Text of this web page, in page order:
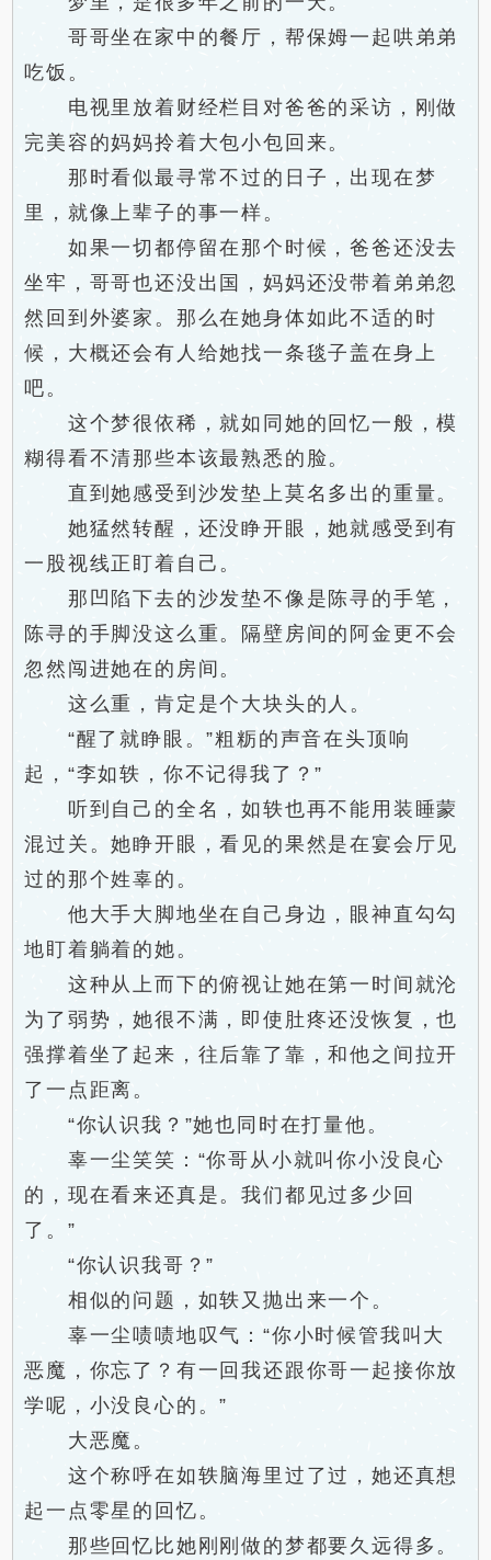
哥哥坐在家中的餐厅，帮保姆一起哄弟弟
吃饭。
电视里放着财经栏目对爸爸的采访，刚做
完美容的妈妈拎着大包小包回来。
那时看似最寻常不过的日子，出现在梦
里，就像上辈子的事一样。
如果一切都停留在那个时候，爸爸还没去
坐牢，哥哥也还没出国，妈妈还没带着弟弟忽
然回到外婆家。那么在她身体如此不适的时
候，大概还会有人给她找一条毯子盖在身上
吧。
这个梦很依稀，就如同她的回忆一般，模
糊得看不清那些本该最熟悉的脸。
直到她感受到沙发垫上莫名多出的重量。
她猛然转醒，还没睁开眼，她就感受到有
一股视线正盯着自己。
那凹陷下去的沙发垫不像是陈寻的手笔，
陈寻的手脚没这么重。隔壁房间的阿金更不会
忽然闯进她在的房间。
这么重，肯定是个大块头的人。
“醒了就睁眼。”粗粝的声音在头顶响
起，“李如轶，你不记得我了？”
听到自己的全名，如轶也再不能用装睡蒙
混过关。她睁开眼，看见的果然是在宴会厅见
过的那个姓辜的。
他大手大脚地坐在自己身边，眼神直勾勾
地盯着躺着的她。
这种从上而下的俯视让她在第一时间就沦
为了弱势，她很不满，即使肚疼还没恢复，也
强撑着坐了起来，往后靠了靠，和他之间拉开
了一点距离。
“你认识我？”她也同时在打量他。
辜一尘笑笑：“你哥从小就叫你小没良心
的，现在看来还真是。我们都见过多少回
了。”
“你认识我哥？”
相似的问题，如轶又抛出来一个。
辜一尘啧啧地叹气：“你小时候管我叫大
恶魔，你忘了？有一回我还跟你哥一起接你放
学呢，小没良心的。”
大恶魔。
这个称呼在如轶脑海里过了过，她还真想
起一点零星的回忆。
那些回忆比她刚刚做的梦都要久远得多。